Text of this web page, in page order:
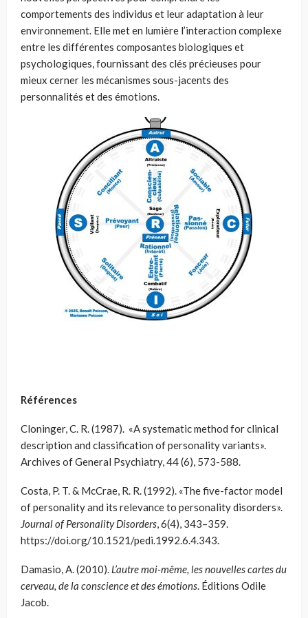
comportements des individus et leur adaptation à leur
environnement. Elle met en lumière l’interaction complexe
entre les différentes composantes biologiques et
psychologiques, fournissant des clés précieuses pour
mieux cerner les mécanismes sous-jacents des
personnalités et des émotions.
Références
Cloninger, C. R. (1987). «A systematic method for clinical
description and classification of personality variants».
Archives of General Psychiatry, 44 (6), 573-588.
Costa, P. T. & McCrae, R. R. (1992). «The five-factor model
of personality and its relevance to personality disorders».
Journal of Personality Disorders, 6(4), 343–359.
https://doi.org/10.1521/pedi.1992.6.4.343.
Damasio, A. (2010). L’autre moi-même, les nouvelles cartes du
cerveau, de la conscience et des émotions. Éditions Odile
Jacob.